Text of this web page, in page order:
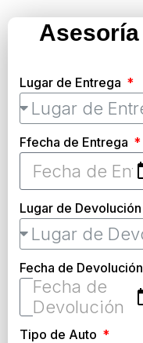
Asesoría
Lugar de Entrega
Ffecha de Entrega
Fecha de Devolución
Tipo de Auto
Lugar de Devolución